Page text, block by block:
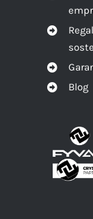
Blog